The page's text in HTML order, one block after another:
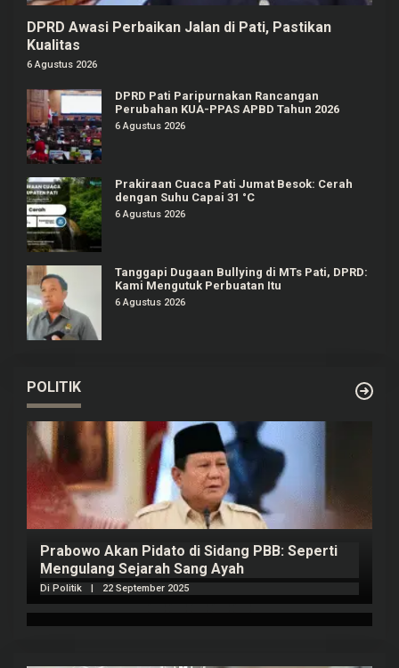
DPRD Awasi Perbaikan Jalan di Pati, Pastikan
Kualitas
6 Agustus 2026
DPRD Pati Paripurnakan Rancangan
Perubahan KUA-PPAS APBD Tahun 2026
6 Agustus 2026
Prakiraan Cuaca Pati Jumat Besok: Cerah
dengan Suhu Capai 31 °C
6 Agustus 2026
Tanggapi Dugaan Bullying di MTs Pati, DPRD:
Kami Mengutuk Perbuatan Itu
6 Agustus 2026
POLITIK
Prabowo Akan Pidato di Sidang PBB: Seperti
Mengulang Sejarah Sang Ayah
Di Politik 22 September 2025